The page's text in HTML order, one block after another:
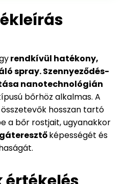
rendkívül hatékony,
spray. Szennyeződés-
nanotechnológián
bőrhöz alkalmas. A
hosszan tartó
a bőr rostjait, ugyanakkor
képességét és